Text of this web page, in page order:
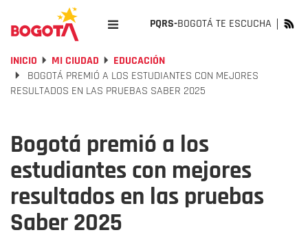
PQRS-BOGOTÁ TE ESCUCHA
INICIO MI CIUDAD
EDUCACIÓN
BOGOTÁ PREMIÓ A LOS ESTUDIANTES CON MEJORES
RESULTADOS EN LAS PRUEBAS SABER 2025
Bogotá premió a los
estudiantes con mejores
resultados en las pruebas
Saber 2025